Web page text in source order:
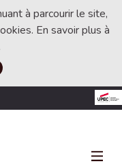
à parcourir le site,
En savoir plus à
externe)